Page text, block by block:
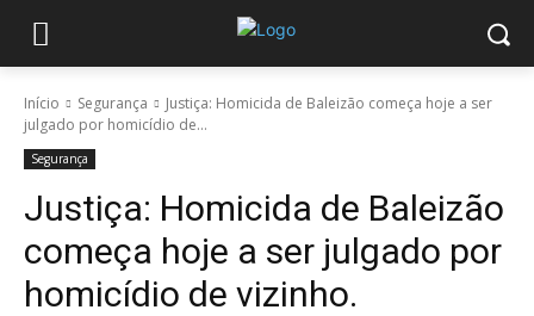
Início Segurança
Justiça: Homicida de Baleizão começa hoje a ser
julgado por homicídio de...
Segurança
Justiça: Homicida de Baleizão
começa hoje a ser julgado por
homicídio de vizinho.